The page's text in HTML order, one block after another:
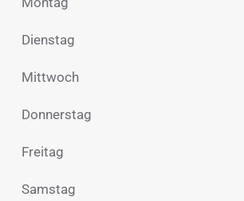
Dienstag
Mittwoch
Donnerstag
Freitag
Samstag